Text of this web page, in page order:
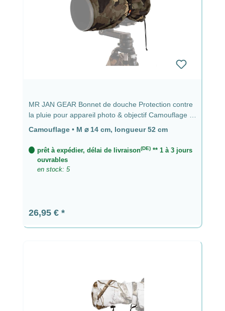
MR JAN GEAR Bonnet de douche Protection contre
la pluie pour appareil photo & objectif Camouflage -
⌀ 14 cm, longueur 52 cm
Camouflage • M ⌀ 14 cm, longueur 52 cm
prêt à expédier, délai de livraison(DE)** 1 à 3 jours
ouvrables
en stock: 5
Prix régulier :
26,95 €